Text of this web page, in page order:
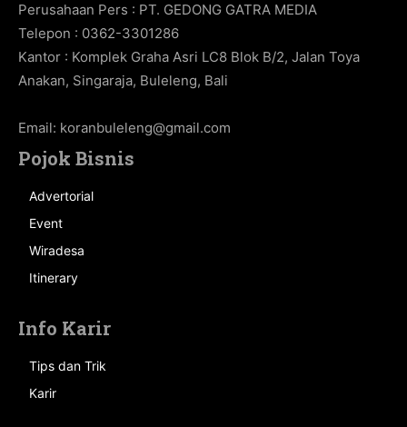
Perusahaan Pers : PT. GEDONG GATRA MEDIA
Telepon : 0362-3301286
Kantor : Komplek Graha Asri LC8 Blok B/2, Jalan Toya
Anakan, Singaraja, Buleleng, Bali
Email: koranbuleleng@gmail.com
Pojok Bisnis
Advertorial
Event
Wiradesa
Itinerary
Info Karir
Tips dan Trik
Karir